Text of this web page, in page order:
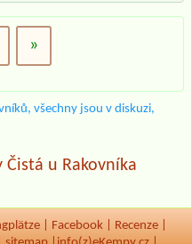
»
všechny jsou v diskuzi,
Čistá u Rakovníka
Facebook Recenze